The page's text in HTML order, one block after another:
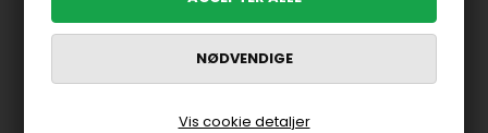
Vis cookie detaljer